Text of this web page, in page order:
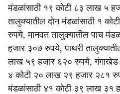
मंडळांसाठी १९ कोटी ८३ लाख ५
तालुक्यातील दोन मंडळांसाठी १
रुपये, मानवत तालुक्यातील पाच
हजार ३०७ रुपये, पाथरी
लाख ५९ हजार ६२० रुपये, गंगाखेड
४ कोटी २० लाख २९ हजार २८१
मंडळांसाठी ४१ कोटी ३९ लाख ३१